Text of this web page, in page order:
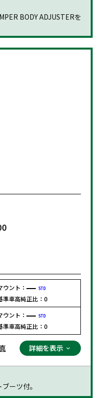
BODY ADJUSTERを
ウント： STD
準車高純正比： 0
ウント： STD
準車高純正比： 0
詳細を表示
ーツ付。